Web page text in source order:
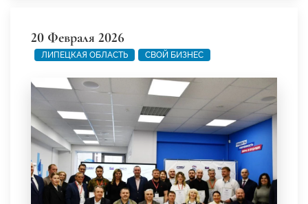
20 Февраля 2026
ЛИПЕЦКАЯ ОБЛАСТЬ СВОЙ БИЗНЕС